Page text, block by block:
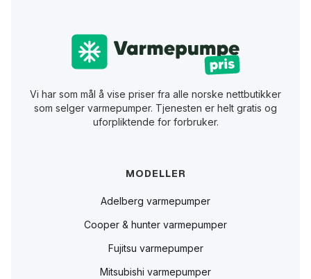
Vi har som mål å vise priser fra alle norske nettbutikker
som selger varmepumper. Tjenesten er helt gratis og
uforpliktende for forbruker.
MODELLER
Adelberg varmepumper
Cooper & hunter varmepumper
Fujitsu varmepumper
Mitsubishi varmepumper